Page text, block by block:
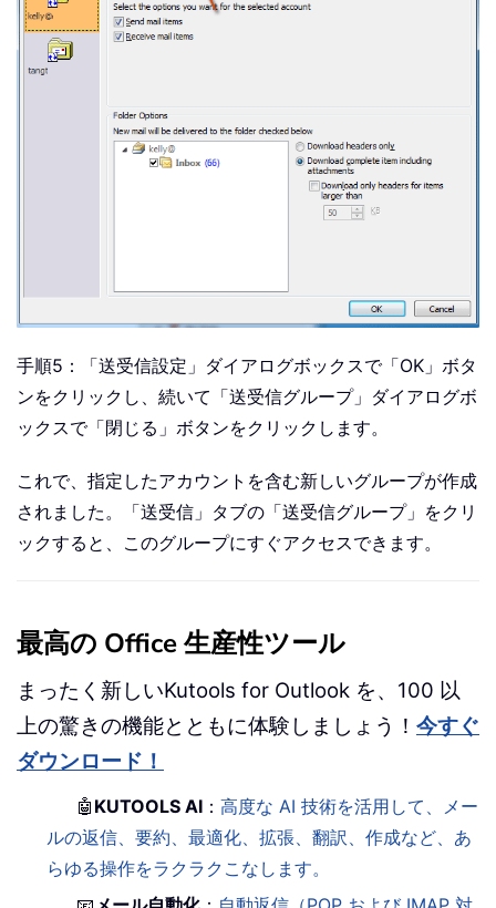
手順5：「送受信設定」ダイアログボックスで「OK」ボタ
ンをクリックし、続いて「送受信グループ」ダイアログボ
ックスで「閉じる」ボタンをクリックします。
これで、指定したアカウントを含む新しいグループが作成
されました。「送受信」タブの「送受信グループ」をクリ
ックすると、このグループにすぐアクセスできます。
最高の Office 生産性ツール
まったく新しいKutools for Outlook を、100 以
上の驚きの機能とともに体験しましょう！ 今すぐ
ダウンロード！
🤖 KUTOOLS AI ：高度な AI 技術を活用して、メー
ルの返信、要約、最適化、拡張、翻訳、作成など、あ
らゆる操作をラクラクこなします。